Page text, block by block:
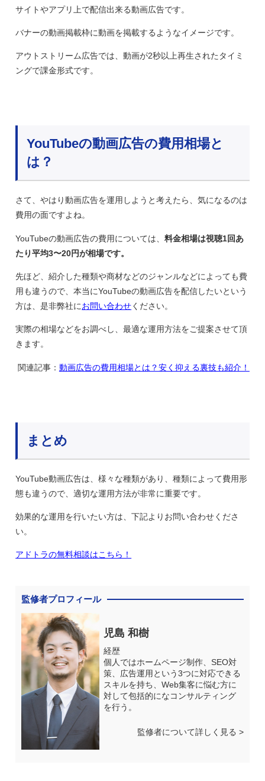
サイトやアプリ上で配信出来る動画広告です。
バナーの動画掲載枠に動画を掲載するようなイメージです。
アウトストリーム広告では、動画が2秒以上再生されたタイミ
ングで課金形式です。
YouTubeの動画広告の費用相場と
は？
さて、やはり動画広告を運用しようと考えたら、気になるのは
費用の面ですよね。
YouTubeの動画広告の費用については、料金相場は視聴1回あ
たり平均3〜20円が相場です。
先ほど、紹介した種類や商材などのジャンルなどによっても費
用も違うので、本当にYouTubeの動画広告を配信したいという
方は、是非弊社にお問い合わせください。
実際の相場などをお調べし、最適な運用方法をご提案させて頂
きます。
関連記事： 動画広告の費用相場とは？安く抑える裏技も紹介！
まとめ
YouTube動画広告は、様々な種類があり、種類によって費用形
態も違うので、適切な運用方法が非常に重要です。
効果的な運用を行いたい方は、下記よりお問い合わせくださ
い。
アドトラの無料相談はこちら！
監修者プロフィール
児島 和樹
経歴
個人ではホームページ制作、SEO対
策、広告運用という3つに対応できる
スキルを持ち、Web集客に悩む方に
対して包括的になコンサルティング
を行う。
監修者について詳しく見る >